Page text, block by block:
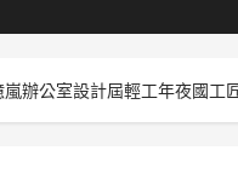
嵐辦公室設計屆輕工年夜國